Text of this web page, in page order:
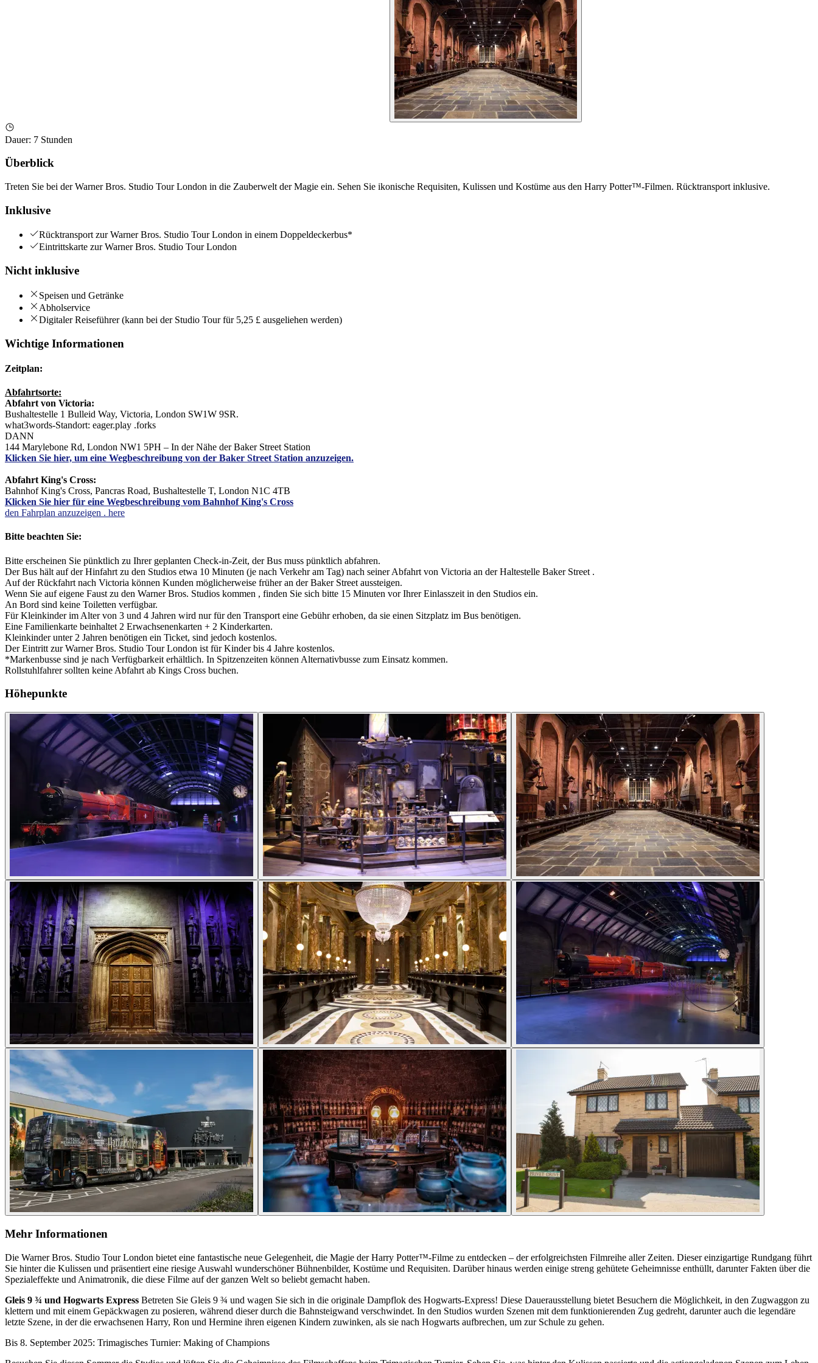
Dauer: 7 Stunden
Überblick
Treten Sie bei der Warner Bros. Studio Tour London in die Zauberwelt der Magie ein. Sehen Sie ikonische Requisiten, Kulissen und Kostüme aus den Harry Potter™-Filmen. Rücktransport inklusive.
Inklusive
Rücktransport zur Warner Bros. Studio Tour London in einem Doppeldeckerbus*
Eintrittskarte zur Warner Bros. Studio Tour London
Nicht inklusive
Speisen und Getränke
Abholservice
Digitaler Reiseführer (kann bei der Studio Tour für 5,25 £ ausgeliehen werden)
Wichtige Informationen
Zeitplan:
Abfahrtsorte:
Abfahrt von Victoria:
Bushaltestelle 1 Bulleid Way, Victoria, London SW1W 9SR.
what3words-Standort: eager.play .forks
DANN
144 Marylebone Rd, London NW1 5PH – In der Nähe der Baker Street Station
Klicken Sie hier, um eine Wegbeschreibung von der Baker Street Station anzuzeigen.
Abfahrt King's Cross:
Bahnhof King's Cross, Pancras Road, Bushaltestelle T, London N1C 4TB
Klicken Sie hier für eine Wegbeschreibung vom Bahnhof King's Cross
den Fahrplan anzuzeigen . here
Bitte beachten Sie:
Bitte erscheinen Sie pünktlich zu Ihrer geplanten Check-in-Zeit, der Bus muss pünktlich abfahren.
Der Bus hält auf der Hinfahrt zu den Studios etwa 10 Minuten (je nach Verkehr am Tag) nach seiner Abfahrt von Victoria an der Haltestelle Baker Street .
Auf der Rückfahrt nach Victoria können Kunden möglicherweise früher an der Baker Street aussteigen.
Wenn Sie auf eigene Faust zu den Warner Bros. Studios kommen , finden Sie sich bitte 15 Minuten vor Ihrer Einlasszeit in den Studios ein.
An Bord sind keine Toiletten verfügbar.
Für Kleinkinder im Alter von 3 und 4 Jahren wird nur für den Transport eine Gebühr erhoben, da sie einen Sitzplatz im Bus benötigen.
Eine Familienkarte beinhaltet 2 Erwachsenenkarten + 2 Kinderkarten.
Kleinkinder unter 2 Jahren benötigen ein Ticket, sind jedoch kostenlos.
Der Eintritt zur Warner Bros. Studio Tour London ist für Kinder bis 4 Jahre kostenlos.
*Markenbusse sind je nach Verfügbarkeit erhältlich. In Spitzenzeiten können Alternativbusse zum Einsatz kommen.
Rollstuhlfahrer sollten keine Abfahrt ab Kings Cross buchen.
Höhepunkte
Mehr Informationen
Die Warner Bros. Studio Tour London bietet eine fantastische neue Gelegenheit, die Magie der Harry Potter™-Filme zu entdecken – der erfolgreichsten Filmreihe aller Zeiten. Dieser einzigartige Rundgang führt
Sie hinter die Kulissen und präsentiert eine riesige Auswahl wunderschöner Bühnenbilder, Kostüme und Requisiten. Darüber hinaus werden einige streng gehütete Geheimnisse enthüllt, darunter Fakten über die
Spezialeffekte und Animatronik, die diese Filme auf der ganzen Welt so beliebt gemacht haben.
Gleis 9 ¾ und Hogwarts Express Betreten Sie Gleis 9 ¾ und wagen Sie sich in die originale Dampflok des Hogwarts-Express! Diese Dauerausstellung bietet Besuchern die Möglichkeit, in den Zugwaggon zu
klettern und mit einem Gepäckwagen zu posieren, während dieser durch die Bahnsteigwand verschwindet. In den Studios wurden Szenen mit dem funktionierenden Zug gedreht, darunter auch die legendäre
letzte Szene, in der die erwachsenen Harry, Ron und Hermine ihren eigenen Kindern zuwinken, als sie nach Hogwarts aufbrechen, um zur Schule zu gehen.
Bis 8. September 2025: Trimagisches Turnier: Making of Champions